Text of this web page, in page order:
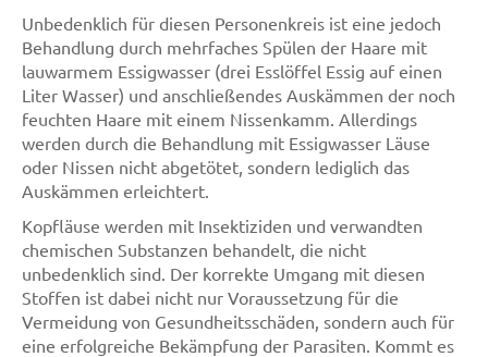
Unbedenklich für diesen Personenkreis ist eine jedoch
Behandlung durch mehrfaches Spülen der Haare mit
lauwarmem Essigwasser (drei Esslöffel Essig auf einen
Liter Wasser) und anschließendes Auskämmen der noch
feuchten Haare mit einem Nissenkamm. Allerdings
werden durch die Behandlung mit Essigwasser Läuse
oder Nissen nicht abgetötet, sondern lediglich das
Auskämmen erleichtert.
Kopfläuse werden mit Insektiziden und verwandten
chemischen Substanzen behandelt, die nicht
unbedenklich sind. Der korrekte Umgang mit diesen
Stoffen ist dabei nicht nur Voraussetzung für die
Vermeidung von Gesundheitsschäden, sondern auch für
eine erfolgreiche Bekämpfung der Parasiten. Kommt es